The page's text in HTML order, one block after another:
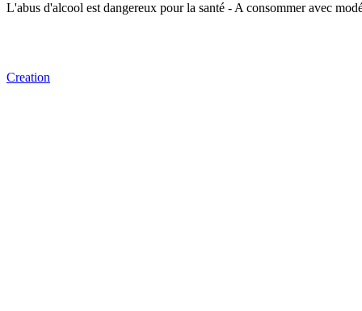
L'abus d'alcool est dangereux pour la santé - A consommer avec
Creation